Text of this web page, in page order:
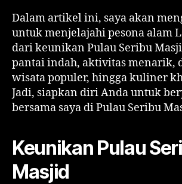
Dalam artikel ini, saya akan
untuk menjelajahi pesona alam
dari keunikan Pulau Seribu
pantai indah, aktivitas menarik,
wisata populer, hingga kuliner
Jadi, siapkan diri Anda untuk
bersama saya di Pulau Seribu
Keunikan Pulau
Masjid